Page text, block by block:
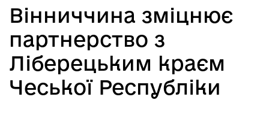
Вінниччина зміцнює
партнерство з
Ліберецьким краєм
Чеської Республіки